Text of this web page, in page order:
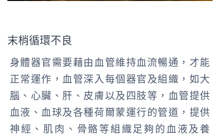
末梢循環不良
身體器官需要藉由血管維持血流暢通，才能
正常運作，血管深入每個器官及組織，如大
腦、心臟、肝、皮膚以及四肢等，血管提供
血液、血球及各種荷爾蒙運行的管道，提供
神經、肌肉、骨骼等組織足夠的血液及養